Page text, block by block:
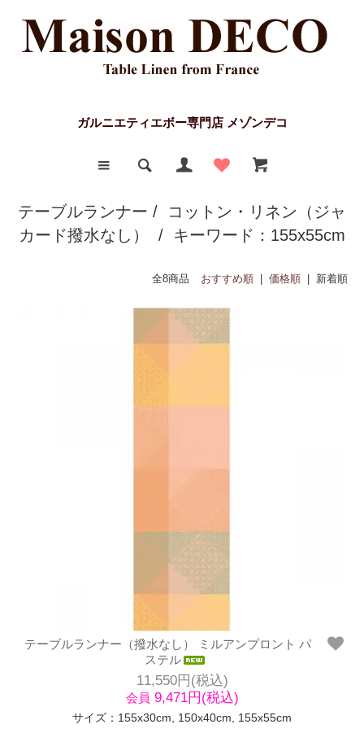
ガルニエティエボー専門店 メゾンデコ
テーブルランナー /
コットン・リネン（ジャ
カード撥水なし）
/ キーワード：155x55cm
全8商品 おすすめ順 価格順 | 新着順
テーブルランナー（撥水なし） ミルアンプロント パ
ステル
11,550円(税込)
会員 9,471円(税込)
サイズ：155x30cm, 150x40cm, 155x55cm